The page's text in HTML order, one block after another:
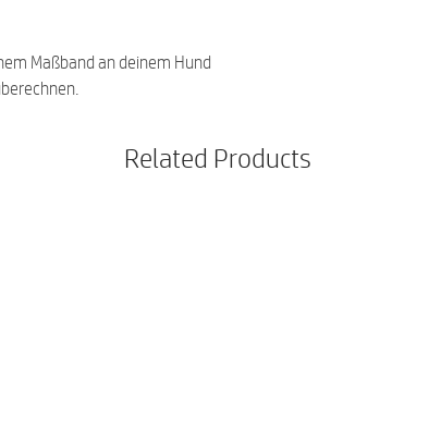
Maßband an deinem Hund
Related Products